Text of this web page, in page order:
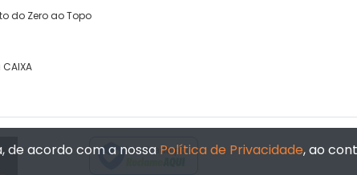
do Zero ao Topo
Verificada por
de acordo com a nossa Política de Privacidade, ao